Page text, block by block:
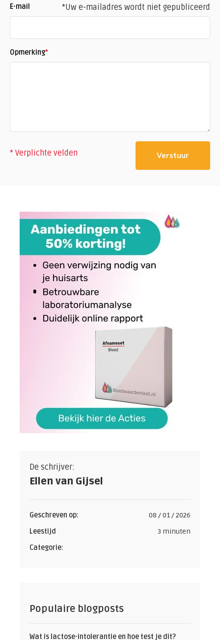
E-mail *Uw e-mailadres wordt niet gepubliceerd
Opmerking*
* Verplichte velden Verstuur
De schrijver:
Ellen van Gijsel
Geschreven op:
08 / 01 / 2026
Leestijd
3 minuten
Categorie:
Populaire blogposts
Wat is lactose-intolerantie en hoe test je dit?